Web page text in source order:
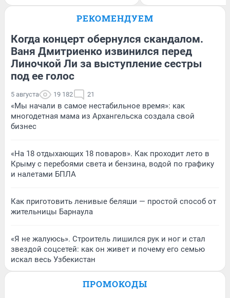
РЕКОМЕНДУЕМ
Когда концерт обернулся скандалом.
Ваня Дмитриенко извинился перед
Линочкой Ли за выступление сестры
под ее голос
5 августа 19 182 21
«Мы начали в самое нестабильное время»: как
многодетная мама из Архангельска создала свой
бизнес
«На 18 отдыхающих 18 поваров». Как проходит лето в
Крыму с перебоями света и бензина, водой по графику
и налетами БПЛА
Как приготовить ленивые беляши — простой способ от
жительницы Барнаула
«Я не жалуюсь». Строитель лишился рук и ног и стал
звездой соцсетей: как он живет и почему его семью
искал весь Узбекистан
ПРОМОКОДЫ